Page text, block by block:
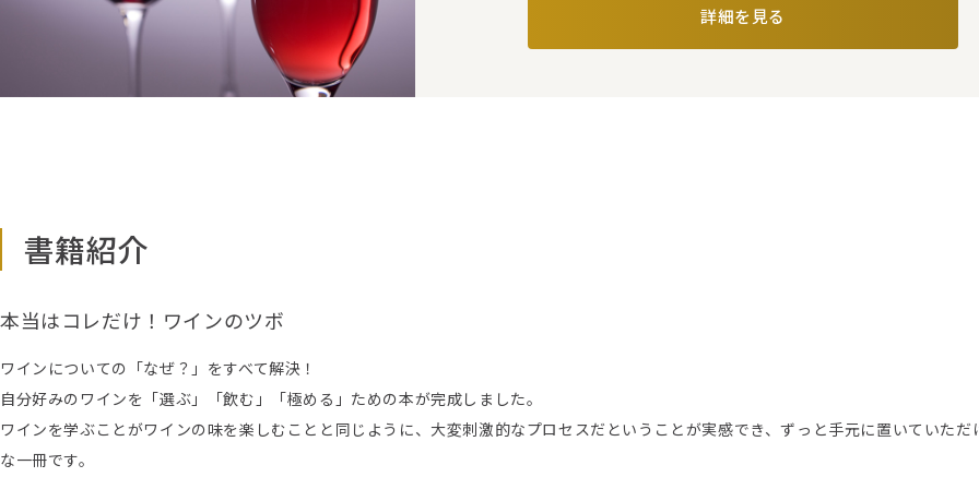
詳細を見る
書籍紹介
本当はコレだけ！ワインのツボ
ワインについての「なぜ？」をすべて解決！
自分好みのワインを「選ぶ」「飲む」「極める」ための本が完成しました。
ワインを学ぶことがワインの味を楽しむことと同じように、大変刺激的なプロセスだということが実感でき、ずっと手元に置いていただ
な一冊です。